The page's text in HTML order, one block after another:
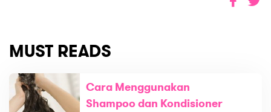
MUST READS
Cara Menggunakan
Shampoo dan Kondisioner